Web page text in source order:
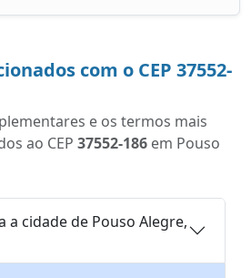
com o CEP 37552-
e os termos mais
ao CEP 37552-186 em Pouso
a cidade de Pouso Alegre,